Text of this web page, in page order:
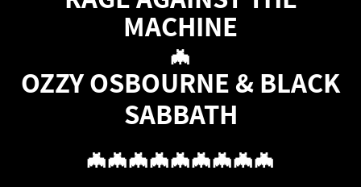
MACHINE
🦇
OZZY OSBOURNE & BLACK
SABBATH
🦇🦇🦇🦇🦇🦇🦇🦇🦇